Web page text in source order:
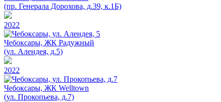
(пр. Генерала Дорохова, д.39, к.1Б)
2022
Чебоксары, ЖК Радужный
(ул. Алендея, д.5)
2022
Чебоксары, ЖК Welltown
(ул. Прокопьева, д.7)